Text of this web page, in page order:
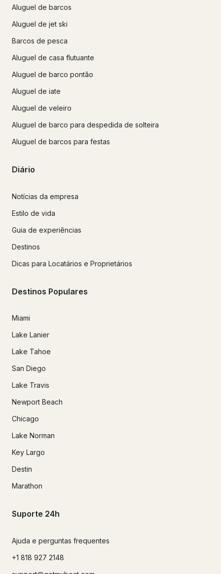
Aluguel de barcos
Aluguel de jet ski
Barcos de pesca
Aluguel de casa flutuante
Aluguel de barco pontão
Aluguel de iate
Aluguel de veleiro
Aluguel de barco para despedida de solteira
Aluguel de barcos para festas
Diário
Notícias da empresa
Estilo de vida
Guia de experiências
Destinos
Dicas para Locatários e Proprietários
Destinos Populares
Miami
Lake Lanier
Lake Tahoe
San Diego
Lake Travis
Newport Beach
Chicago
Lake Norman
Key Largo
Destin
Marathon
Suporte 24h
Ajuda e perguntas frequentes
+1 818 927 2148